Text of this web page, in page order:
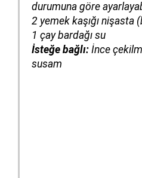
durumuna göre
2 yemek kaşığı nişasta
1 çay bardağı su
İsteğe bağlı: İnce
susam